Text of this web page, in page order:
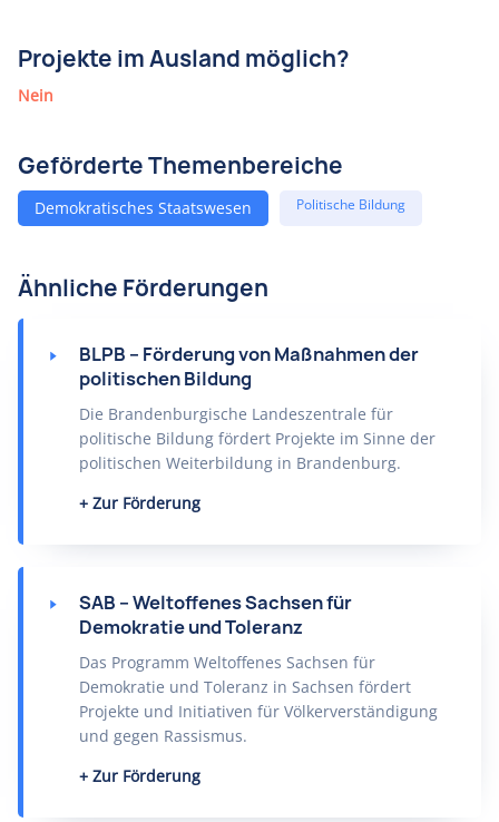
Projekte im Ausland möglich?
Nein
Geförderte Themenbereiche
Demokratisches Staatswesen Politische Bildung
Ähnliche Förderungen
BLPB – Förderung von Maßnahmen der
politischen Bildung
Die Brandenburgische Landeszentrale für
politische Bildung fördert Projekte im Sinne der
politischen Weiterbildung in Brandenburg.
Zur Förderung
SAB – Weltoffenes Sachsen für
Demokratie und Toleranz
Das Programm Weltoffenes Sachsen für
Demokratie und Toleranz in Sachsen fördert
Projekte und Initiativen für Völkerverständigung
und gegen Rassismus.
Zur Förderung